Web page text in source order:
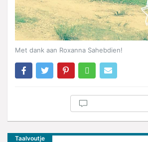
Met dank aan Roxanna Sahebdien!
Taalvoutje